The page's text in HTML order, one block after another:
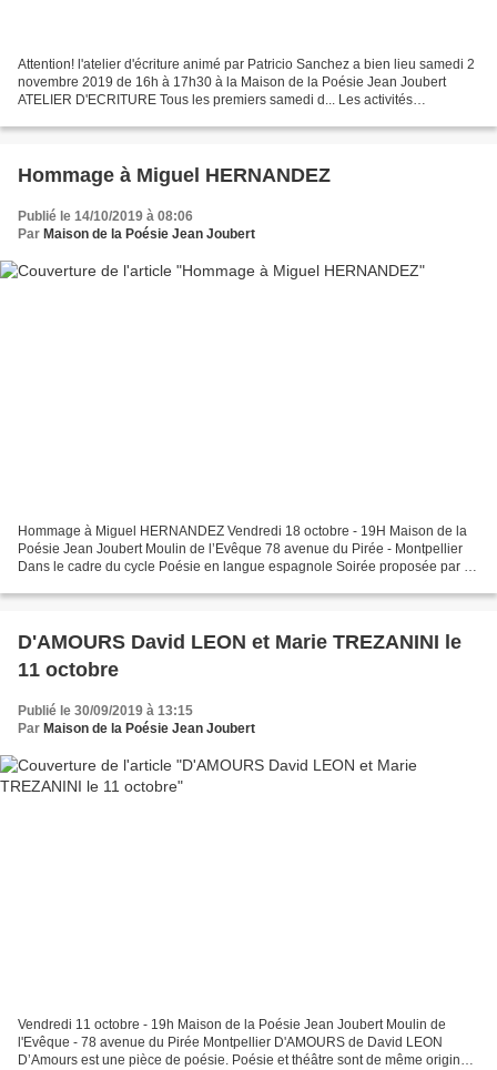
Attention! l'atelier d'écriture animé par Patricio Sanchez a bien lieu samedi 2
novembre 2019 de 16h à 17h30 à la Maison de la Poésie Jean Joubert
ATELIER D'ECRITURE Tous les premiers samedi d... Les activités
Hommage à Miguel HERNANDEZ
Publié le 14/10/2019 à 08:06
Par Maison de la Poésie Jean Joubert
Hommage à Miguel HERNANDEZ Vendredi 18 octobre - 19H Maison de la
Poésie Jean Joubert Moulin de l’Evêque 78 avenue du Pirée - Montpellier
Dans le cadre du cycle Poésie en langue espagnole Soirée proposée par la
D'AMOURS David LEON et Marie TREZANINI le
11 octobre
Publié le 30/09/2019 à 13:15
Par Maison de la Poésie Jean Joubert
Vendredi 11 octobre - 19h Maison de la Poésie Jean Joubert Moulin de
l'Evêque - 78 avenue du Pirée Montpellier D'AMOURS de David LEON
D’Amours est une pièce de poésie. Poésie et théâtre sont de même origine